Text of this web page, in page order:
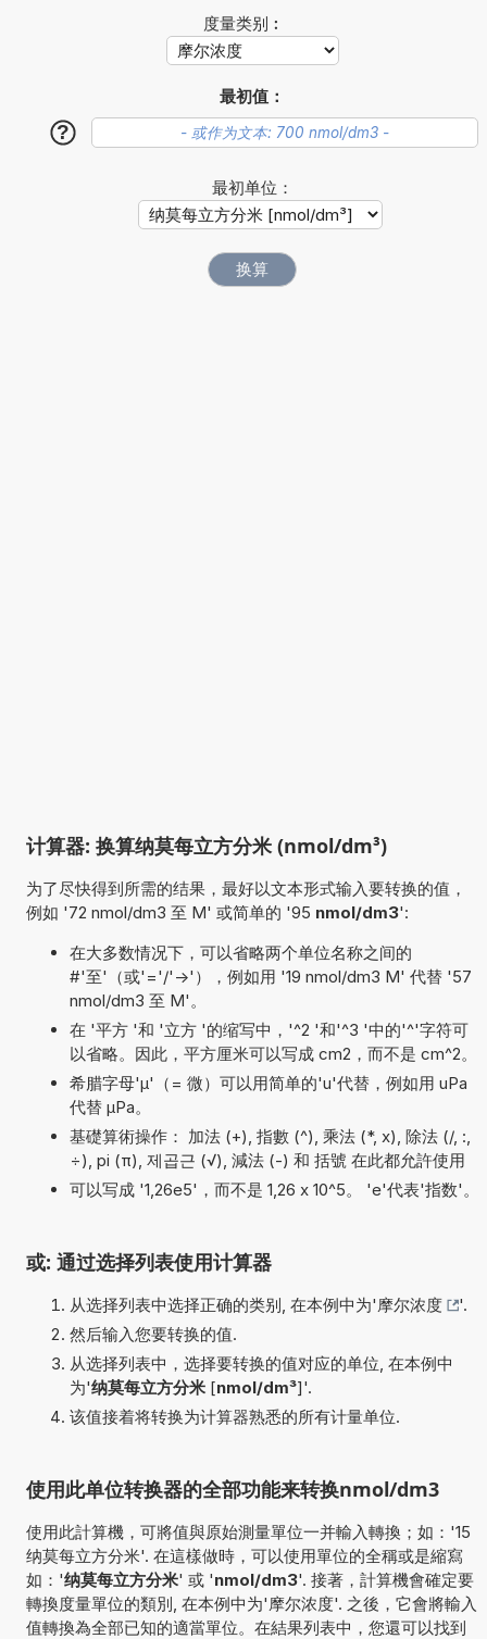
度量类别︰
最初值：
?
最初单位：
计算器: 换算纳莫每立方分米 (nmol/dm³)
为了尽快得到所需的结果，最好以文本形式输入要转换的值，
例如 '72 nmol/dm3 至 M' 或简单的 '95 nmol/dm3':
在大多数情况下，可以省略两个单位名称之间的
#'至'（或'='/'->'），例如用 '19 nmol/dm3 M' 代替 '57
nmol/dm3 至 M'。
在 '平方 '和 '立方 '的缩写中，'^2 '和'^3 '中的'^'字符可
以省略。因此，平方厘米可以写成 cm2，而不是 cm^2。
希腊字母'µ'（= 微）可以用简单的'u'代替，例如用 uPa
代替 µPa。
基礎算術操作： 加法 (+), 指數 (^), 乘法 (*, x), 除法 (/, :,
÷), pi (π), 제곱근 (√), 減法 (-) 和 括號 在此都允許使用
可以写成 '1,26e5'，而不是 1,26 x 10^5。 'e'代表'指数'。
或: 通过选择列表使用计算器
从选择列表中选择正确的类别, 在本例中为' 摩尔浓度
'.
然后输入您要转换的值.
从选择列表中，选择要转换的值对应的单位, 在本例中
为'纳莫每立方分米[nmol/dm³]'.
该值接着将转换为计算器熟悉的所有计量单位.
使用此单位转换器的全部功能来转换nmol/dm3
使用此計算機，可將值與原始測量單位一并輸入轉換；如：'15
纳莫每立方分米'. 在這樣做時，可以使用單位的全稱或是縮寫
如：'纳莫每立方分米' 或 'nmol/dm3'. 接著，計算機會確定要
轉換度量單位的類別, 在本例中为'摩尔浓度'. 之後，它會將輸入
值轉換為全部已知的適當單位。在結果列表中，您還可以找到